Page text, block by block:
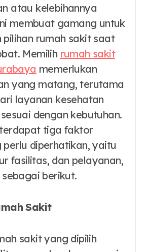
atau kelebihannya
membuat gamang untuk
pilihan rumah sakit saat
Memilih rumah sakit
memerlukan
yang matang, terutama
layanan kesehatan
dengan kebutuhan.
tiga faktor
diperhatikan, yaitu
fasilitas, dan pelayanan,
berikut.
Sakit
sakit yang dipilih